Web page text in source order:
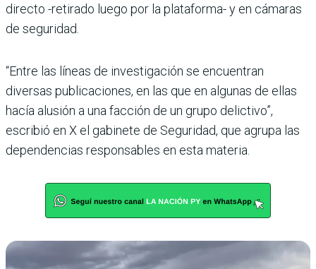
directo -retirado luego por la plataforma- y en cámaras
de seguridad.
“Entre las líneas de investigación se encuentran
diversas publicaciones, en las que en algunas de ellas
hacía alusión a una facción de un grupo delictivo”,
escribió en X el gabinete de Seguridad, que agrupa las
dependencias responsables en esta materia.